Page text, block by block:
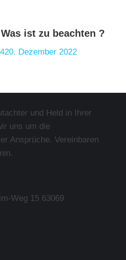
ist zu beachten ?
20. Dezember 2022
und Held in Ihrer
uns um die
Ansprüche. Vereinbaren
Weg 15 63069